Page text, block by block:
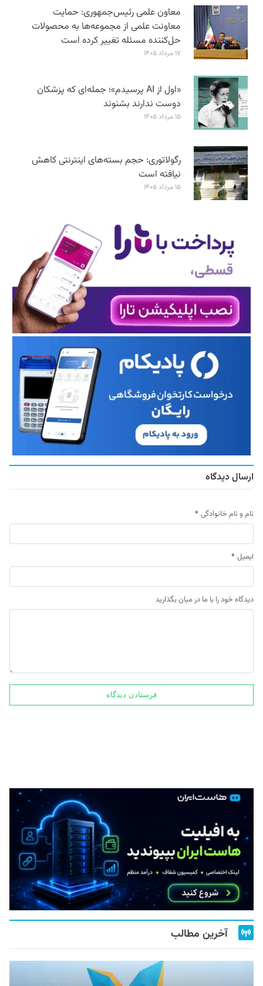
معاون علمی رئیس‌جمهوری: حمایت
معاونت علمی از مجموعه‌ها به محصولات
حل‌کننده مسئله تغییر کرده است
۱۷ مرداد ۱۴۰۵
«اول از AI پرسیدم»؛ جمله‌ای که پزشکان
دوست ندارند بشنوند
۱۵ مرداد ۱۴۰۵
رگولاتوری: حجم بسته‌های اینترنتی کاهش
نیافته است
۱۵ مرداد ۱۴۰۵
ارسال دیدگاه
نام و نام خانوادگی *
ایمیل *
دیدگاه خود را با ما در میان بگذارید
آخرین مطالب